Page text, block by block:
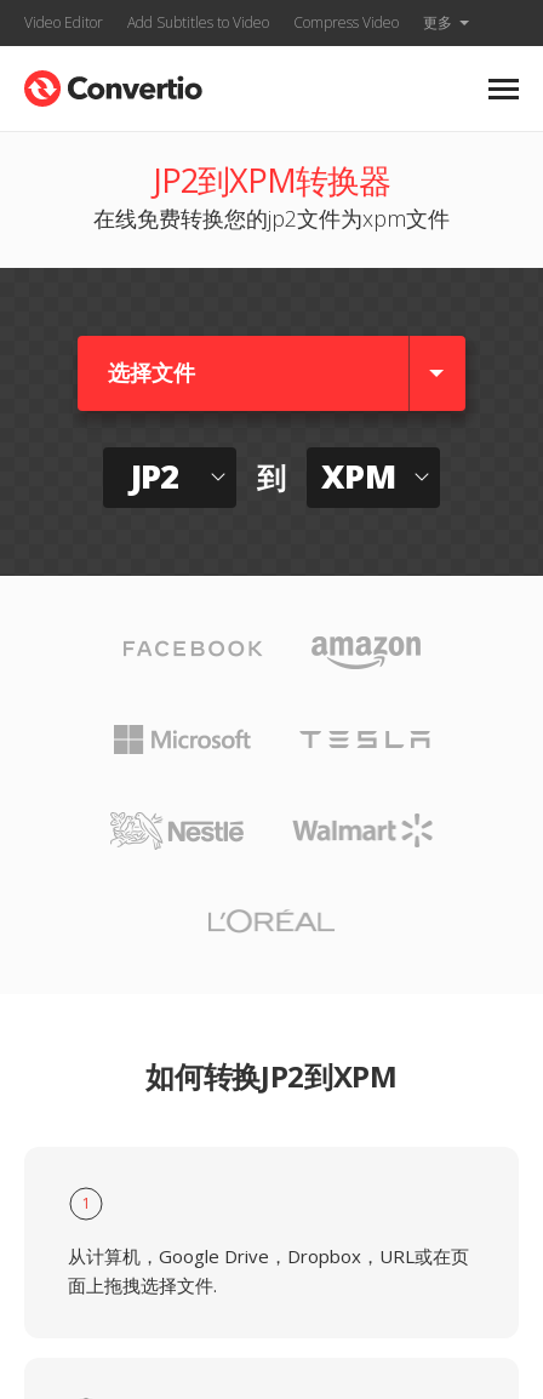
Video Editor Add Subtitles to Video Compress Video 更多
JP2到XPM转换器
在线免费转换您的jp2文件为xpm文件
选择文件
JP2 到 XPM
如何转换JP2到XPM
1
从计算机，Google Drive，Dropbox，URL或在页
面上拖拽选择文件.